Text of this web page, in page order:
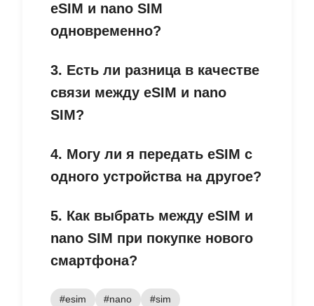
eSIM и nano SIM
одновременно?
3. Есть ли разница в качестве
связи между eSIM и nano
SIM?
4. Могу ли я передать eSIM с
одного устройства на другое?
5. Как выбрать между eSIM и
nano SIM при покупке нового
смартфона?
#esim #nano #sim